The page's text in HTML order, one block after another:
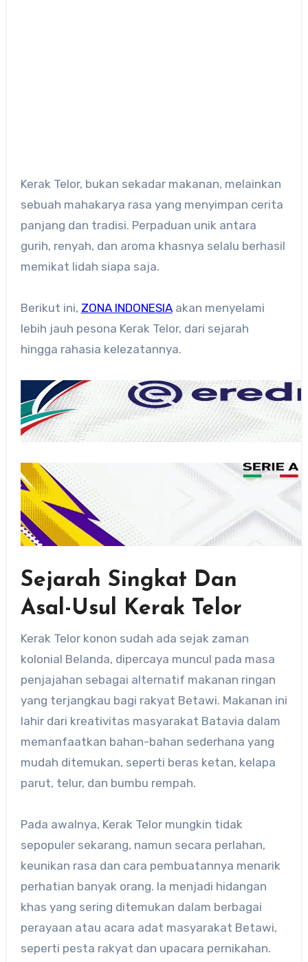
Kerak Telor, bukan sekadar makanan, melainkan
sebuah mahakarya rasa yang menyimpan cerita
panjang dan tradisi. Perpaduan unik antara
gurih, renyah, dan aroma khasnya selalu berhasil
memikat lidah siapa saja.
Berikut ini, ZONA INDONESIAakan menyelami
lebih jauh pesona Kerak Telor, dari sejarah
hingga rahasia kelezatannya.
Sejarah Singkat Dan
Asal-Usul Kerak Telor
Kerak Telor konon sudah ada sejak zaman
kolonial Belanda, dipercaya muncul pada masa
penjajahan sebagai alternatif makanan ringan
yang terjangkau bagi rakyat Betawi. Makanan ini
lahir dari kreativitas masyarakat Batavia dalam
memanfaatkan bahan-bahan sederhana yang
mudah ditemukan, seperti beras ketan, kelapa
parut, telur, dan bumbu rempah.
Pada awalnya, Kerak Telor mungkin tidak
sepopuler sekarang, namun secara perlahan,
keunikan rasa dan cara pembuatannya menarik
perhatian banyak orang. Ia menjadi hidangan
khas yang sering ditemukan dalam berbagai
perayaan atau acara adat masyarakat Betawi,
seperti pesta rakyat dan upacara pernikahan.